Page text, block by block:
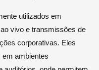
utilizados em
vivo e transmissões de
corporativas. Eles
ambientes